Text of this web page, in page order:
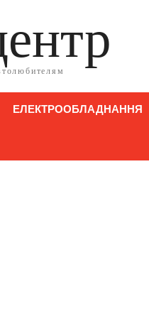
ЕЛЕКТРООБЛАДНАННЯ